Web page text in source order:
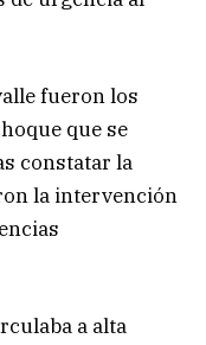
fueron los
que se
constatar la
la intervención
a alta